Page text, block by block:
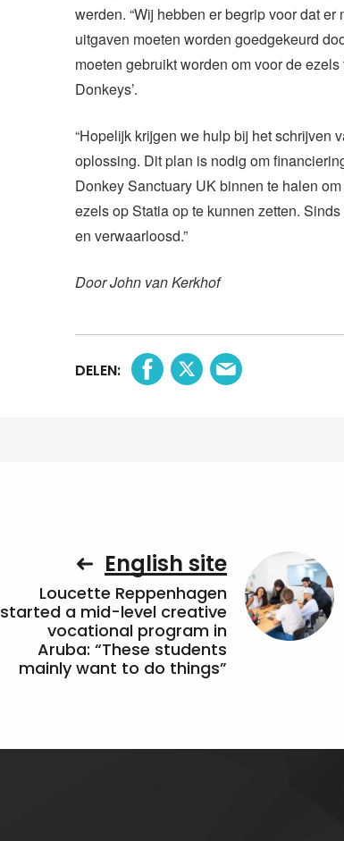
werden. “Wij hebben er begrip voor dat
uitgaven moeten worden goedgekeurd
moeten gebruikt worden om voor de ezels
Donkeys’.
“Hopelijk krijgen we hulp bij het schrijven
oplossing. Dit plan is nodig om
Donkey Sanctuary UK binnen te halen
ezels op Statia op te kunnen zetten.
en verwaarloosd.”
Door John van Kerkhof
DELEN:
English site
Loucette Reppenhagen
started a mid-level creative
vocational program in
Aruba: “These students
mainly want to do things”